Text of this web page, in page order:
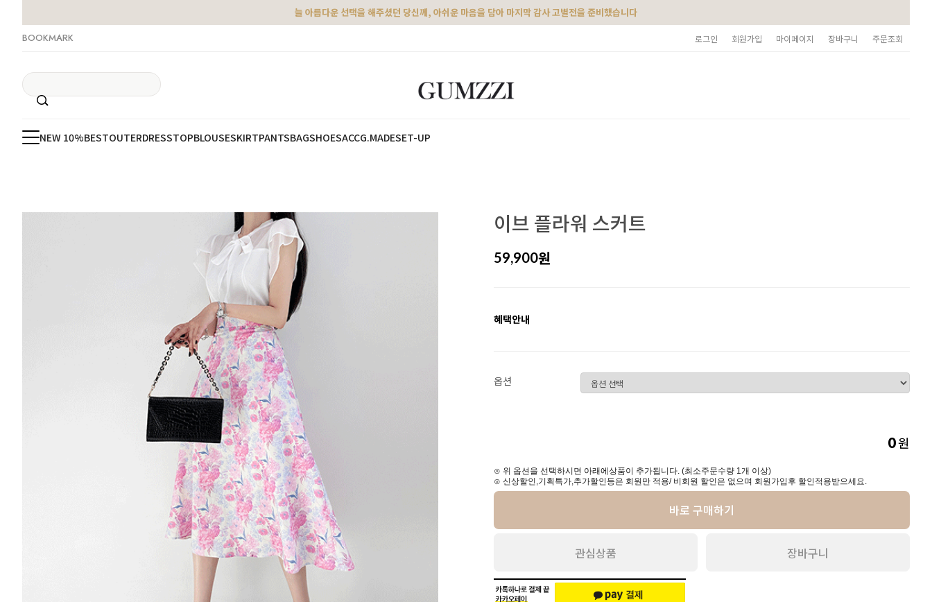
늘 아름다운 선택을 해주셨던 당신께, 아쉬운 마음을 담아 마지막 감사 고별전을 준비했습니다
BOOKMARK
로그인 회원가입 마이페이지 장바구니 주문조회
NEW 10%BESTOUTERDRESSTOPBLOUSESKIRTPANTSBAGSHOESACCG.MADESET-UP
이브 플라워 스커트
59,900원
혜택안내
옵션
0원
⊙ 위 옵션을 선택하시면 아래에상품이 추가됩니다. (최소주문수량 1개 이상)
⊙ 신상할인,기획특가,추가할인등은 회원만 적용/ 비회원 할인은 없으며 회원가입후 할인적용받으세요.
바로 구매하기
관심상품 장바구니